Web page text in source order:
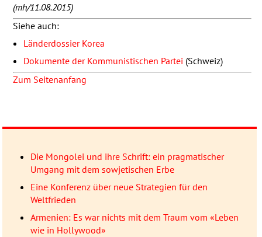
(mh/11.08.2015)
Siehe auch:
Länderdossier Korea
Dokumente der Kommunistischen Partei (Schweiz)
Zum Seitenanfang
Die Mongolei und ihre Schrift: ein pragmatischer
Umgang mit dem sowjetischen Erbe
Eine Konferenz über neue Strategien für den
Weltfrieden
Armenien: Es war nichts mit dem Traum vom «Leben
wie in Hollywood»